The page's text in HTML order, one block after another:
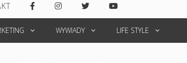
WYWIADY LIFE STYLE